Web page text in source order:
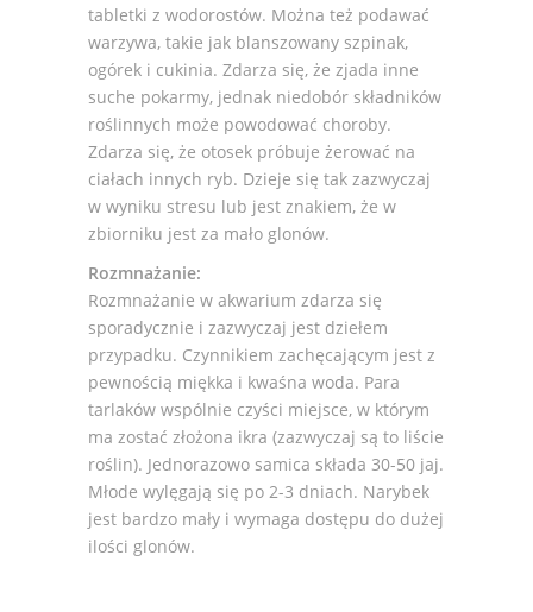
tabletki z wodorostów. Można też podawać
warzywa, takie jak blanszowany szpinak,
ogórek i cukinia. Zdarza się, że zjada inne
suche pokarmy, jednak niedobór składników
roślinnych może powodować choroby.
Zdarza się, że otosek próbuje żerować na
ciałach innych ryb. Dzieje się tak zazwyczaj
w wyniku stresu lub jest znakiem, że w
zbiorniku jest za mało glonów.
Rozmnażanie:
Rozmnażanie w akwarium zdarza się
sporadycznie i zazwyczaj jest dziełem
przypadku. Czynnikiem zachęcającym jest z
pewnością miękka i kwaśna woda. Para
tarlaków wspólnie czyści miejsce, w którym
ma zostać złożona ikra (zazwyczaj są to liście
roślin). Jednorazowo samica składa 30-50 jaj.
Młode wylęgają się po 2-3 dniach. Narybek
jest bardzo mały i wymaga dostępu do dużej
ilości glonów.